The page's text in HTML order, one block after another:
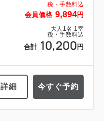
税・手数料込
会員価格 9,894円
大人 1 名 1 室
税・手数料込
合計 10,200 円
詳細 今すぐ予約